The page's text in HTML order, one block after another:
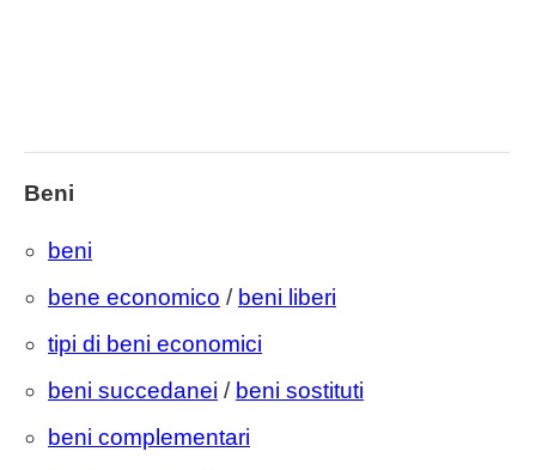
Beni
beni
bene economico / beni liberi
tipi di beni economici
beni succedanei / beni sostituti
beni complementari